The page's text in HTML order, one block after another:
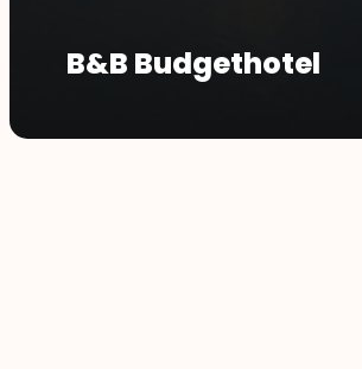
B&B Budgethotel